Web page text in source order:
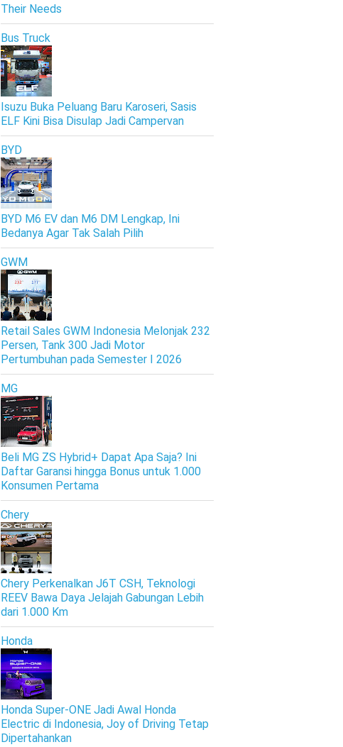
Their Needs
Bus Truck
Isuzu Buka Peluang Baru Karoseri, Sasis
ELF Kini Bisa Disulap Jadi Campervan
BYD
BYD M6 EV dan M6 DM Lengkap, Ini
Bedanya Agar Tak Salah Pilih
GWM
Retail Sales GWM Indonesia Melonjak 232
Persen, Tank 300 Jadi Motor
Pertumbuhan pada Semester I 2026
MG
Beli MG ZS Hybrid+ Dapat Apa Saja? Ini
Daftar Garansi hingga Bonus untuk 1.000
Konsumen Pertama
Chery
Chery Perkenalkan J6T CSH, Teknologi
REEV Bawa Daya Jelajah Gabungan Lebih
dari 1.000 Km
Honda
Honda Super-ONE Jadi Awal Honda
Electric di Indonesia, Joy of Driving Tetap
Dipertahankan